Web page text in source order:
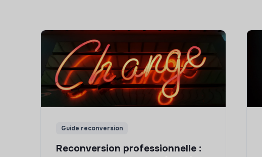
Guide reconversion
Reconversion professionnelle :